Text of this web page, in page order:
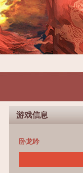
游戏信息
卧龙吟